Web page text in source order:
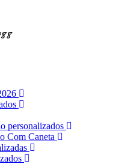
personalizados
Com Caneta